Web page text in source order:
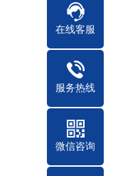
在线客服
服务热线
微信咨询